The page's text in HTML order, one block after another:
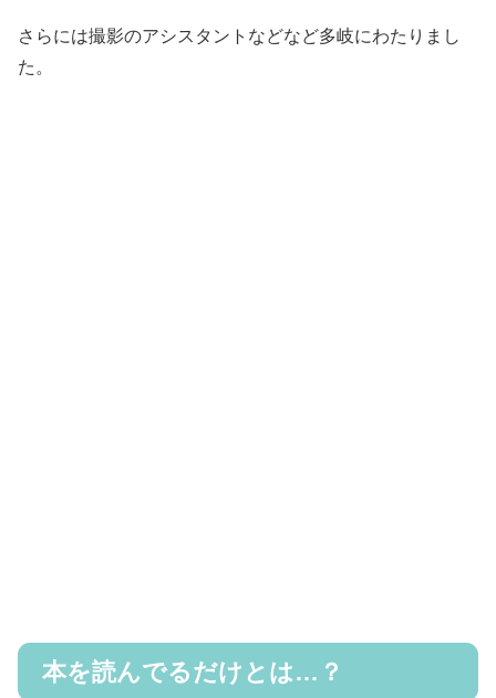
さらには撮影のアシスタントなどなど多岐にわたりまし
た。
本を読んでるだけとは…？